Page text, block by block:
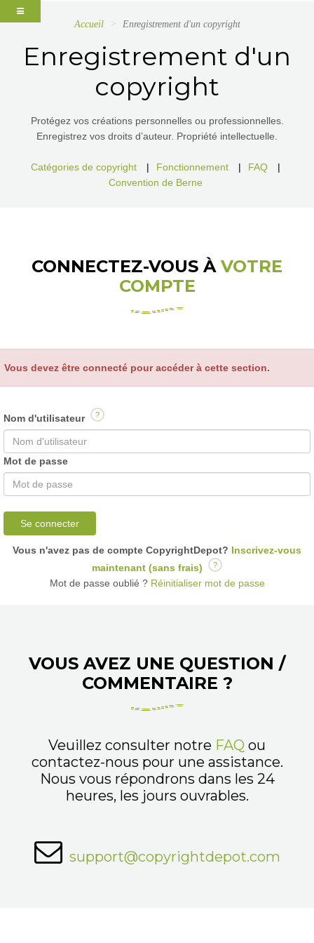
Accueil Enregistrement d'un copyright
Enregistrement d'un
copyright
Protégez vos créations personnelles ou professionnelles.
Enregistrez vos droits d’auteur. Propriété intellectuelle.
Catégories de copyright | Fonctionnement | FAQ
|
Convention de Berne
CONNECTEZ-VOUS À VOTRE
COMPTE
Vous devez être connecté pour accéder à cette section.
Nom d'utilisateur ?
Mot de passe
Se connecter
Vous n'avez pas de compte CopyrightDepot? Inscrivez-vous
maintenant (sans frais)
?
Mot de passe oublié ?Réinitialiser mot de passe
VOUS AVEZ UNE QUESTION /
COMMENTAIRE ?
Veuillez consulter notre FAQ ou
contactez-nous pour une assistance.
Nous vous répondrons dans les 24
heures, les jours ouvrables.
support@copyrightdepot.com